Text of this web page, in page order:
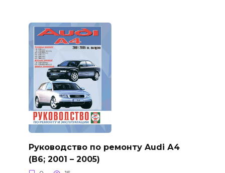
Руководство по ремонту Audi А4
(B6; 2001 – 2005)